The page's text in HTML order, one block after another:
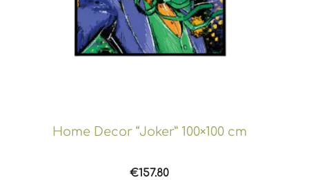
Home Decor “Joker” 100×100 cm
€157.80